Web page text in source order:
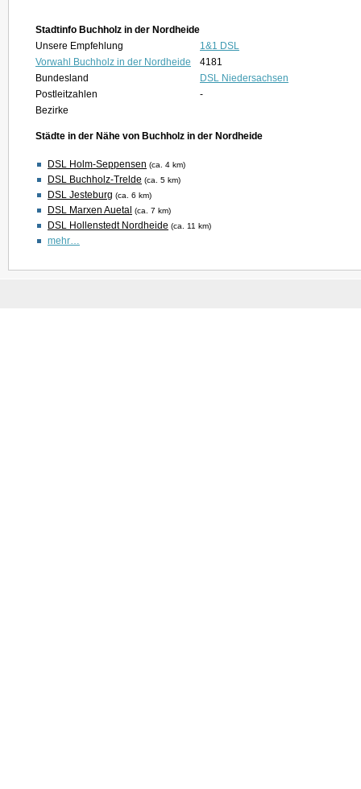
Stadtinfo Buchholz in der Nordheide
Unsere Empfehlung
1&1 DSL
Vorwahl Buchholz in der Nordheide
4181
Bundesland
DSL Niedersachsen
Postleitzahlen
-
Bezirke
Städte in der Nähe von Buchholz in der Nordheide
DSL Holm-Seppensen (ca. 4 km)
DSL Buchholz-Trelde (ca. 5 km)
DSL Jesteburg (ca. 6 km)
DSL Marxen Auetal (ca. 7 km)
DSL Hollenstedt Nordheide (ca. 11 km)
mehr…